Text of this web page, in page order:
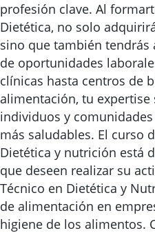
profesión clave. Al
Dietética, no solo
sino que también tendrás
de oportunidades
clínicas hasta centros de
alimentación, tu expertise
individuos y
más saludables. El curso
Dietética y nutrición está
que deseen realizar su
Técnico en Dietética y
de alimentación en
higiene de los alimentos.